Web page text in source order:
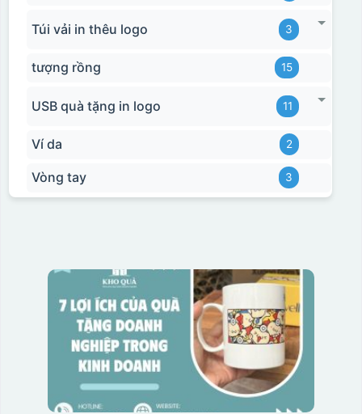
Túi vải in thêu logo 3
tượng rồng 15
USB quà tặng in logo 11
Ví da 2
Vòng tay 3